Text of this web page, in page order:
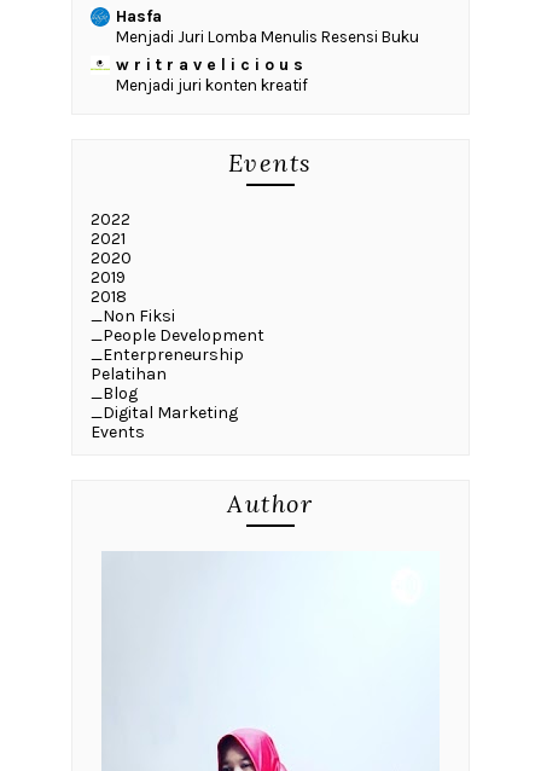
Hasfa
Menjadi Juri Lomba Menulis Resensi Buku
w r i t r a v e l i c i o u s
Menjadi juri konten kreatif
Events
2022
2021
2020
2019
2018
_Non Fiksi
_People Development
_Enterpreneurship
Pelatihan
_Blog
_Digital Marketing
Events
Author